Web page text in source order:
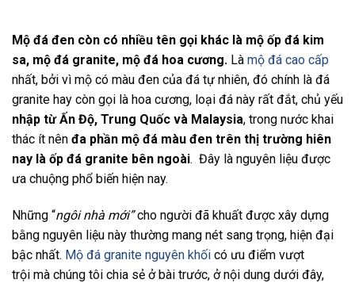
Mộ đá đen còn có nhiều tên gọi khác là mộ ốp đá kim
sa, mộ đá granite, mộ đá hoa cương. Là mộ đá cao cấp
nhất, bởi vì mộ có màu đen của đá tự nhiên, đó chính là đá
granite hay còn gọi là hoa cương, loại đá này rất đắt, chủ yếu
nhập từ Ấn Độ, Trung Quốc và Malaysia, trong nước khai
thác ít nên đa phần mộ đá màu đen trên thị trường hiên
nay là ốp đá granite bên ngoài. Đây là nguyên liệu được
ưa chuộng phổ biến hiện nay.
Những “ngôi nhà mới”cho người đã khuất được xây dựng
bằng nguyên liệu này thường mang nét sang trọng, hiện đại
bậc nhất. Mộ đá granite nguyên khối có ưu điểm vượt
trội mà chúng tôi chia sẻ ở bài trước, ở nội dung dưới đây,